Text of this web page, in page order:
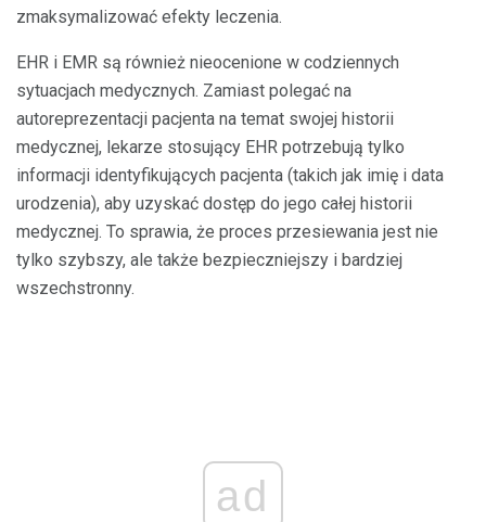
zmaksymalizować efekty leczenia.
EHR i EMR są również nieocenione w codziennych
sytuacjach medycznych. Zamiast polegać na
autoreprezentacji pacjenta na temat swojej historii
medycznej, lekarze stosujący EHR potrzebują tylko
informacji identyfikujących pacjenta (takich jak imię i data
urodzenia), aby uzyskać dostęp do jego całej historii
medycznej. To sprawia, że ​​proces przesiewania jest nie
tylko szybszy, ale także bezpieczniejszy i bardziej
wszechstronny.
ad